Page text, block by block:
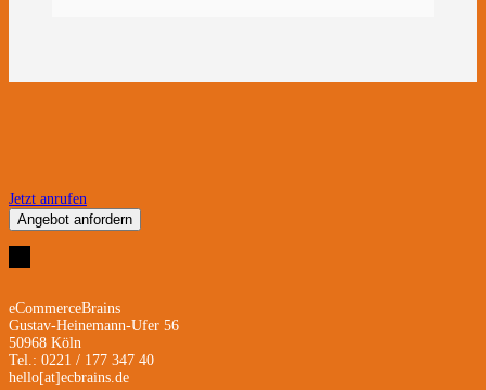
Jetzt anrufen
Angebot anfordern
eCommerceBrains
Gustav-Heinemann-Ufer 56
50968 Köln
Tel.: 0221 / 177 347 40
hello[at]ecbrains.de